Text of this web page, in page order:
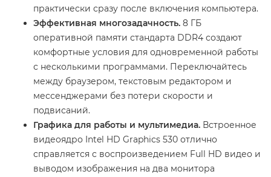
практически сразу после включения компьютера.
Эффективная многозадачность. 8 ГБ
оперативной памяти стандарта DDR4 создают
комфортные условия для одновременной работы
с несколькими программами. Переключайтесь
между браузером, текстовым редактором и
мессенджерами без потери скорости и
подвисаний.
Графика для работы и мультимедиа. Встроенное
видеоядро Intel HD Graphics 530 отлично
справляется с воспроизведением Full HD видео и
выводом изображения на два монитора